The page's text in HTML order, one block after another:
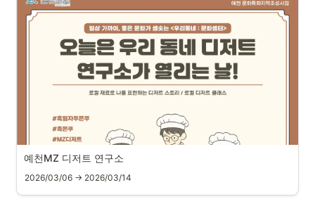
예천MZ 디저 트 연구소
2026/03/06 → 2026/03/14